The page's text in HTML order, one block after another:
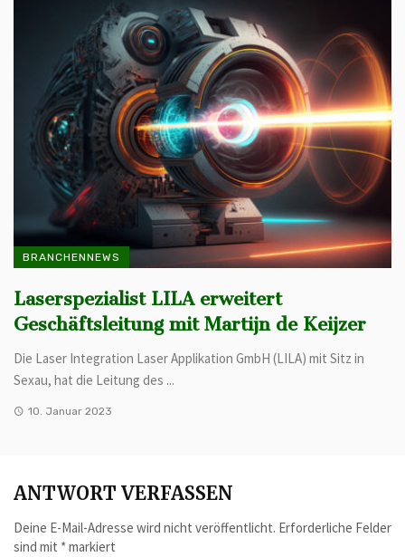
BRANCHENNEWS
Laserspezialist LILA erweitert
Geschäftsleitung mit Martijn de Keijzer
Die Laser Integration Laser Applikation GmbH (LILA) mit Sitz in
Sexau, hat die Leitung des ...
10. Januar 2023
ANTWORT VERFASSEN
Deine E-Mail-Adresse wird nicht veröffentlicht. Erforderliche Felder
sind mit *markiert